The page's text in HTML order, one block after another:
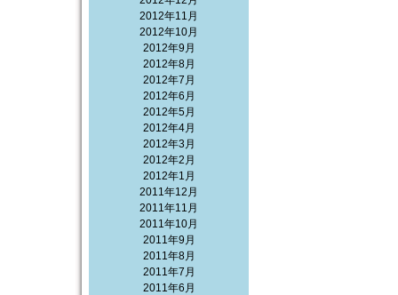
2012年11月
2012年10月
2012年9月
2012年8月
2012年7月
2012年6月
2012年5月
2012年4月
2012年3月
2012年2月
2012年1月
2011年12月
2011年11月
2011年10月
2011年9月
2011年8月
2011年7月
2011年6月